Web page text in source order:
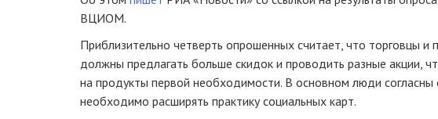
ВЦИОМ.
Приблизительно четверть опрошенных считает, что торговцы и
должны предлагать больше скидок и проводить разные акции,
на продукты первой необходимости. В основном люди согласны
необходимо расширять практику социальных карт.